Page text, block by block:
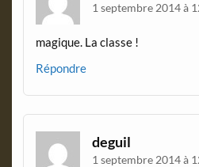
1 septembre 2014 à
magique. La classe !
Répondre
deguil
1 septembre 2014 à